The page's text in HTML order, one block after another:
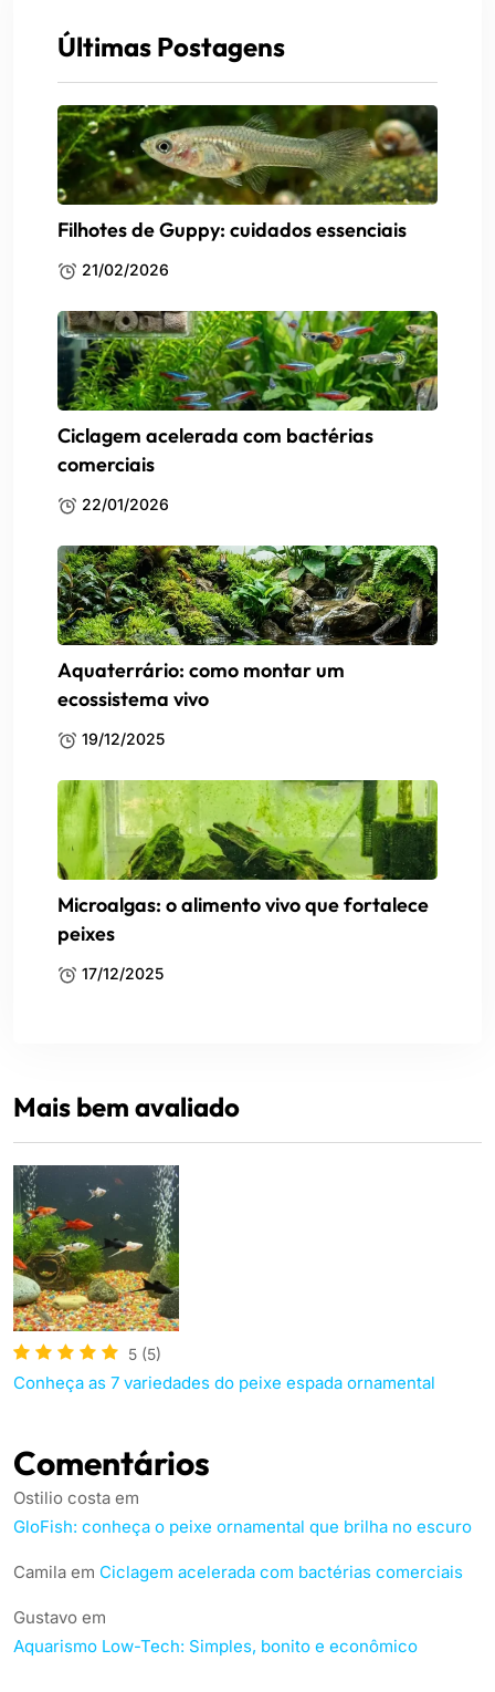
Últimas Postagens
Filhotes de Guppy: cuidados essenciais
21/02/2026
Ciclagem acelerada com bactérias
comerciais
22/01/2026
Aquaterrário: como montar um
ecossistema vivo
19/12/2025
Microalgas: o alimento vivo que fortalece
peixes
17/12/2025
Mais bem avaliado
5 (5)
Conheça as 7 variedades do peixe espada ornamental
Comentários
Ostilio costa em
GloFish: conheça o peixe ornamental que brilha no escuro
Camila em Ciclagem acelerada com bactérias comerciais
Gustavo em
Aquarismo Low-Tech: Simples, bonito e econômico